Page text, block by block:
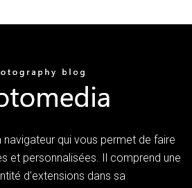
navigateur qui vous permet de faire
et personnalisées. Il comprend une
d'extensions dans sa